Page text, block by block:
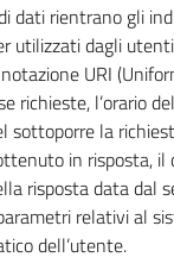
dati rientrano gli
utilizzati dagli
URI
richieste, l’orario
sottoporre la
in risposta, il
risposta data dal
relativi al
dell’utente.